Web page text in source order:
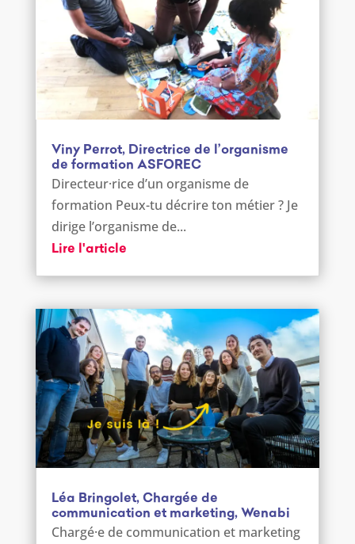
Viny Perrot, Directrice de l’organisme
de formation ASFOREC
Directeur·rice d’un organisme de
formation Peux-tu décrire ton métier ? Je
dirige l’organisme de...
Lire l'article
Léa Bringolet, Chargée de
communication et marketing, Wenabi
Chargé·e de communication et marketing